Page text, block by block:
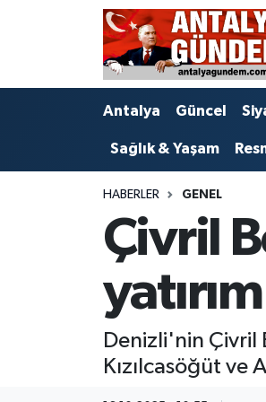
Antalya Güncel
Sağlık & Yaşam
HABERLER GENEL
Çivril
yatırım
Denizli'nin Çivril
Kızılcasöğüt ve
Antalya
Bilim & Teknoloji
Ekonomi
Antalya Nöbetçi Eczaneler
Antalya Hava Durumu
Antalya Namaz Vakitleri
Süper Lig Puan Durumu ve
Tüm Manşetler
Son Dakika Haberleri